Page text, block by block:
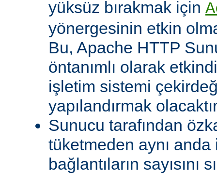
yüksüz bırakmak için
yönergesinin etkin
Bu, Apache HTTP
öntanımlı olarak
işletim sistemi
yapılandırmak
Sunucu tarafından
tüketmeden aynı
bağlantıların sayısını